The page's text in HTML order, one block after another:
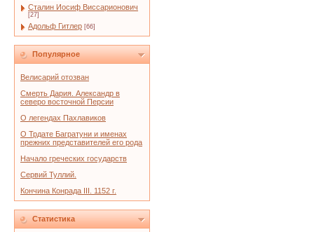
Сталин Иосиф Виссарионович
[27]
Адольф Гитлер [66]
Популярное
Велисарий отозван
Смерть Дария. Александр в
северо восточной Персии
О легендах Пахлавиков
О Трдате Багратуни и именах
прежних представителей его рода
Начало греческих государств
Сервий Туллий.
Кончина Конрада III. 1152 г.
Статистика